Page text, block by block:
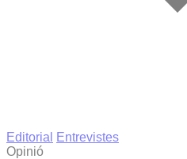
Editorial
Entrevistes
Opinió